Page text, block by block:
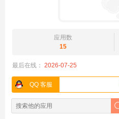
应用数
15
最后在线： 2026-07-25
QQ 客服